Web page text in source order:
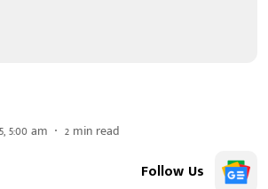
5:00 am 2 min read
Follow Us